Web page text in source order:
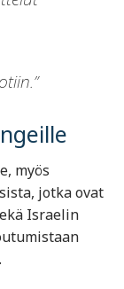
myös
jotka ovat
Israelin